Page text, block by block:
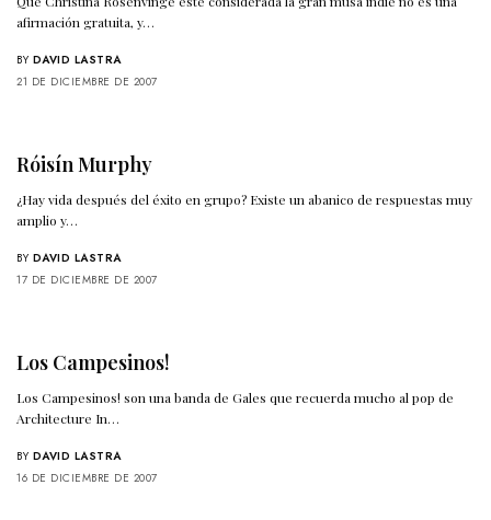
afirmación gratuita, y…
BY DAVID LASTRA
21 DE DICIEMBRE DE 2007
Róisín Murphy
¿Hay vida después del éxito en grupo? Existe un abanico de respuestas muy
amplio y…
BY DAVID LASTRA
17 DE DICIEMBRE DE 2007
Los Campesinos!
Los Campesinos! son una banda de Gales que recuerda mucho al pop de
Architecture In…
BY DAVID LASTRA
16 DE DICIEMBRE DE 2007